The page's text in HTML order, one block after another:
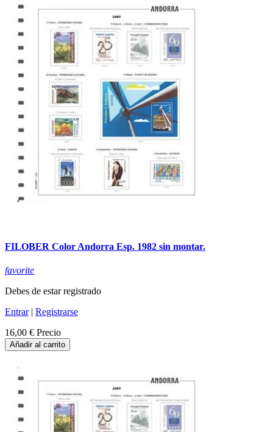
FILOBER Color Andorra Esp. 1982 sin montar.
favorite
Debes de estar registrado
Entrar| Registrarse
16,00 € Precio
Añadir al carrito